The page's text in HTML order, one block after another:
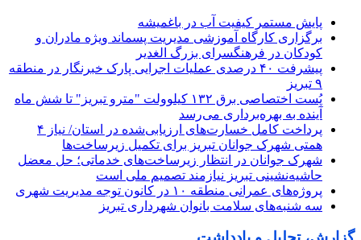
پایش مستمر کیفیت آب در باغمیشه
برگزاری کارگاه آموزشی مدیریت پسماند ویژه مادران و
کودکان در فرهنگسرای بزرگ الغدیر
پیشرفت ۴۰ درصدی عملیات اجرایی پارک خبرنگار در منطقه
۹ تبریز
پُست اختصاصی برق ۱۳۲ کیلوولت "مترو تبریز" تا شش ماه
آینده به بهره‌برداری می‌رسد
پرداخت کامل خسارت‌های ارزیابی‌شده در استان/ نیاز ۴
همتی شهرک جوانان تبریز برای تکمیل زیرساخت‌ها
شهرک جوانان در انتظار زیرساخت‌های خدماتی؛ حل معضل
حاشیه‌نشینی تبریز نیازمند تصمیم ملی است
پروژه‌های عمرانی منطقه ۱۰ در کانون توجه مدیریت شهری
سه شنبه‌های سلامت بانوان شهرداری تبریز